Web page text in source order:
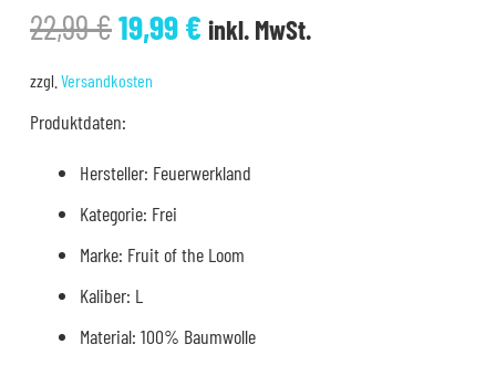
22,99€Ursprünglicher
Preis
war:
22,99 €
19,99€Aktueller
inkl. MwSt.
zzgl. Versandkosten
Produktdaten:
Hersteller: Feuerwerkland
Kategorie: Frei
Marke: Fruit of the Loom
Kaliber: L
Material: 100% Baumwolle